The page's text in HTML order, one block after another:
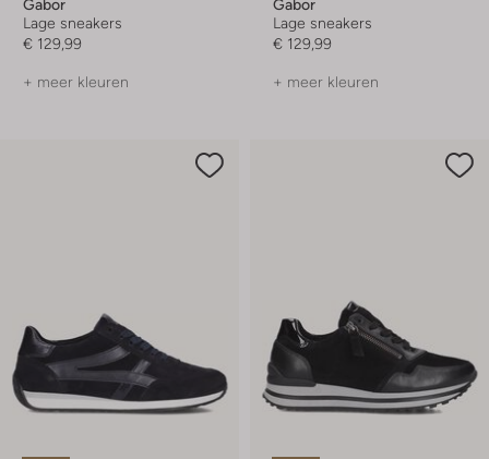
Gabor
Lage sneakers
€ 129,99
+ meer kleuren
Gabor
Lage sneakers
€ 129,99
+ meer kleuren